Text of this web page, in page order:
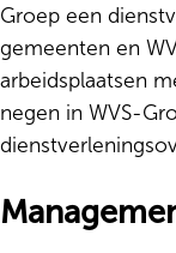
Groep een
gemeenten en
arbeidsplaatsen
negen in WVS-